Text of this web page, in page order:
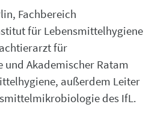
Fachbereich
für Lebensmittelhygiene
für
und Akademischer Ratam
außerdem Leiter
des IfL.